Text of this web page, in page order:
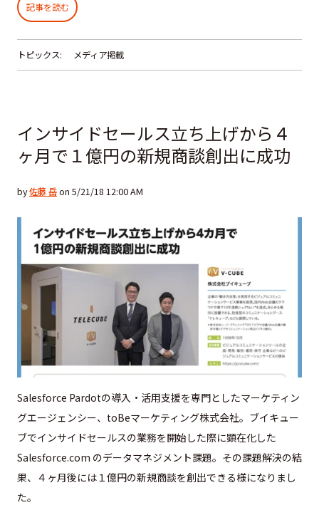
記事を読む
トピックス: メディア掲載
インサイドセールス立ち上げから４
ヶ月で１億円の新規商談創出に成功
by佐藤 岳on 5/21/18 12:00 AM
Salesforce Pardotの導入・活用支援を専門としたマーケティン
グエージェンシー、toBeマーケティング株式会社。ブイキュー
ブでインサイドセールスの業務を開始した際に顕在化した
Salesforce.com のデータマネジメント課題。その課題解決の結
果、４ヶ月後には１億円の新規商談を創出できる様になりまし
た。